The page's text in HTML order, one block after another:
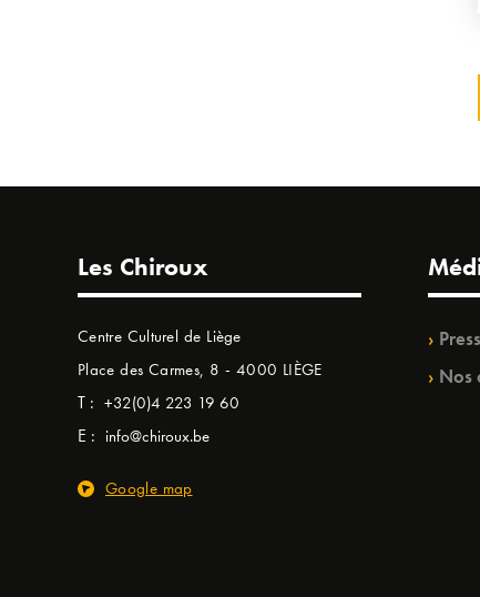
Les Chiroux
Centre Culturel de Liège
Place des Carmes, 8 - 4000 LIÈGE
T : +32(0)4 223 19 60
E : info@chiroux.be
Google map
Nos